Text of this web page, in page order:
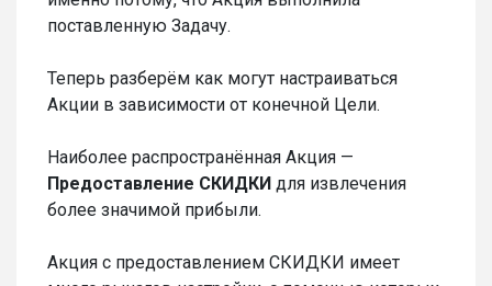
поставленную Задачу.
Теперь разберём как могут настраиваться
Акции в зависимости от конечной Цели.
Наиболее распространённая Акция —
Предоставление СКИДКИ для извлечения
более значимой прибыли.
Акция с предоставлением СКИДКИ имеет